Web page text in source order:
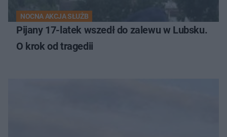
NOCNA AKCJA SŁUŻB
Pijany 17-latek wszedł do zalewu w Lubsku.
O krok od tragedii